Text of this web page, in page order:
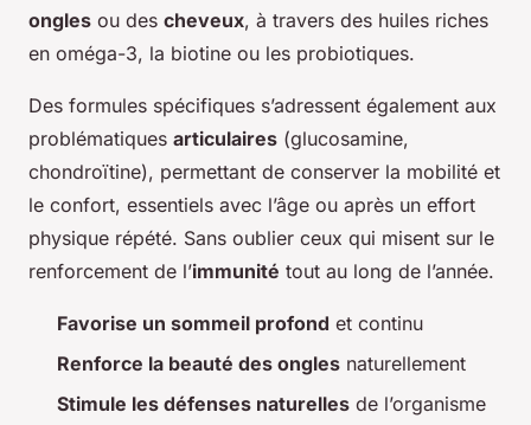
ongles ou des cheveux, à travers des huiles riches
en oméga-3, la biotine ou les probiotiques.
Des formules spécifiques s’adressent également aux
problématiques articulaires (glucosamine,
chondroïtine), permettant de conserver la mobilité et
le confort, essentiels avec l’âge ou après un effort
physique répété. Sans oublier ceux qui misent sur le
renforcement de l’immunité tout au long de l’année.
Favorise un sommeil profond et continu
Renforce la beauté des ongles naturellement
Stimule les défenses naturelles de l’organisme